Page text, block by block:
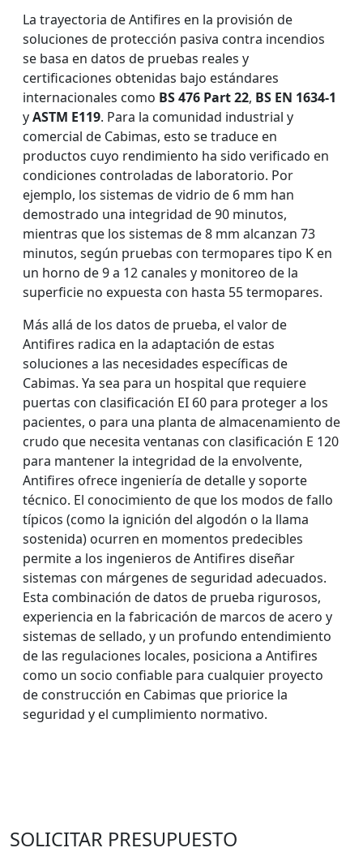
La trayectoria de Antifires en la provisión de
soluciones de protección pasiva contra incendios
se basa en datos de pruebas reales y
certificaciones obtenidas bajo estándares
internacionales como BS 476 Part 22, BS EN 1634-1
yASTM E119. Para la comunidad industrial y
comercial de Cabimas, esto se traduce en
productos cuyo rendimiento ha sido verificado en
condiciones controladas de laboratorio. Por
ejemplo, los sistemas de vidrio de 6 mm han
demostrado una integridad de 90 minutos,
mientras que los sistemas de 8 mm alcanzan 73
minutos, según pruebas con termopares tipo K en
un horno de 9 a 12 canales y monitoreo de la
superficie no expuesta con hasta 55 termopares.
Más allá de los datos de prueba, el valor de
Antifires radica en la adaptación de estas
soluciones a las necesidades específicas de
Cabimas. Ya sea para un hospital que requiere
puertas con clasificación EI 60 para proteger a los
pacientes, o para una planta de almacenamiento de
crudo que necesita ventanas con clasificación E 120
para mantener la integridad de la envolvente,
Antifires ofrece ingeniería de detalle y soporte
técnico. El conocimiento de que los modos de fallo
típicos (como la ignición del algodón o la llama
sostenida) ocurren en momentos predecibles
permite a los ingenieros de Antifires diseñar
sistemas con márgenes de seguridad adecuados.
Esta combinación de datos de prueba rigurosos,
experiencia en la fabricación de marcos de acero y
sistemas de sellado, y un profundo entendimiento
de las regulaciones locales, posiciona a Antifires
como un socio confiable para cualquier proyecto
de construcción en Cabimas que priorice la
seguridad y el cumplimiento normativo.
SOLICITAR PRESUPUESTO